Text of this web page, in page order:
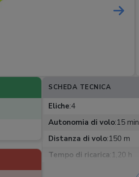
SCHEDA TECNICA
Eliche:4
Autonomia di volo:15 min
Distanza di volo:150 m
Tempo di ricarica: 1,20 h